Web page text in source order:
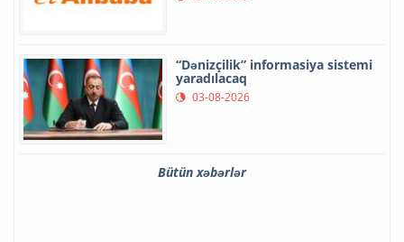
“Dənizçilik” informasiya sistemi
yaradılacaq
03-08-2026
Bütün xəbərlər